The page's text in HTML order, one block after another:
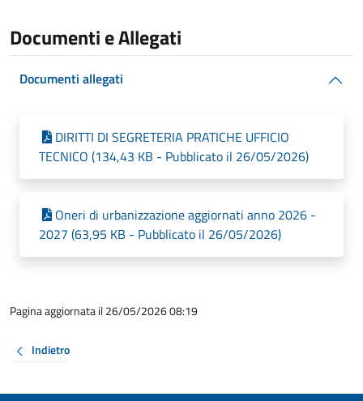
Documenti e Allegati
Documenti allegati
DIRITTI DI SEGRETERIA PRATICHE UFFICIO
TECNICO (134,43 KB - Pubblicato il 26/05/2026)
Oneri di urbanizzazione aggiornati anno 2026 -
2027 (63,95 KB - Pubblicato il 26/05/2026)
Pagina aggiornata il 26/05/2026 08:19
Indietro